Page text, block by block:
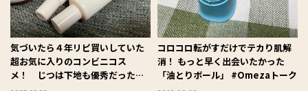
気づいたら４年リピ買いしていた
超お気に入りのコンビニコス
メ！ じつは下地も優秀だった
コロコロ転がすだけでテカり肌解
消！ もっと早く出会いたかった
「油とりボール」 #Omezaトーク